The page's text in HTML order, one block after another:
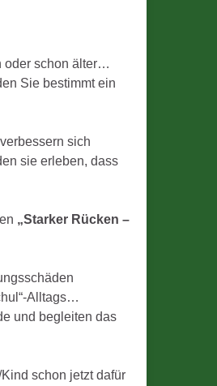
oder schon älter…
Sie bestimmt ein
sich
sie erleben, dass
„Starker Rücken –
Alltags…
und begleiten das
schon jetzt dafür